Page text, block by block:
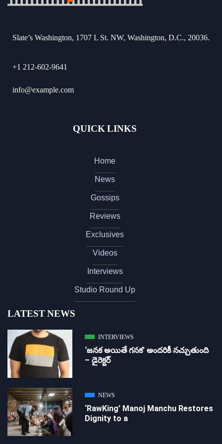
Slate’s Washington, 1707 L St. NW, Washington, D.C., 20036.
+1 212-602-9641
info@example.com
QUICK LINKS
Home
News
Gossips
Reviews
Exclusives
Videos
Interviews
Studio Round Up
LATEST NEWS
INTERVIEWS
‘జ‌న‌క అయితే గ‌న‌క‌’ అందరికీ నచ్చుతుంది
– డైరెక్ట‌ర్
NEWS
‘RawKing’ Manoj Manchu Restores
Dignity to a